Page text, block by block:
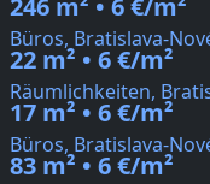
246 m² • 6 €/m²
Büros, Bratislava-
22 m² • 6 €/m²
Räumlichkeiten,
17 m² • 6 €/m²
Büros, Bratislava-
83 m² • 6 €/m²